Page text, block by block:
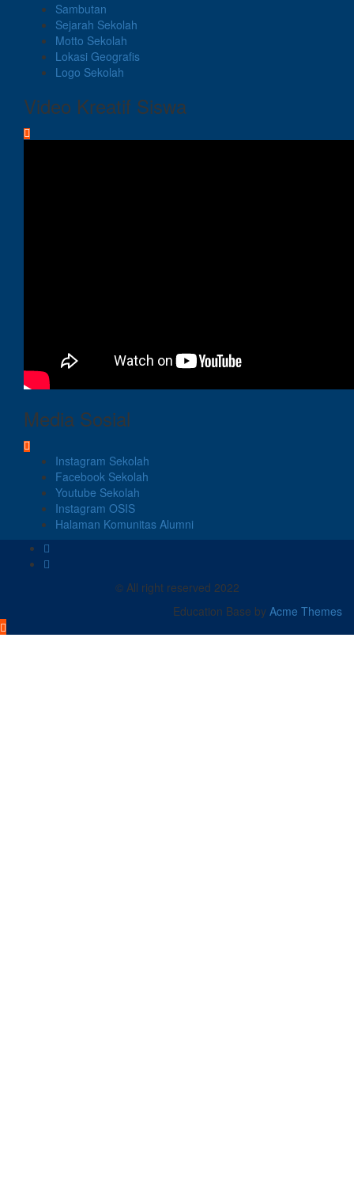
Sambutan
Sejarah Sekolah
Motto Sekolah
Lokasi Geografis
Logo Sekolah
Video Kreatif Siswa
Media Sosial
Instagram Sekolah
Facebook Sekolah
Youtube Sekolah
Instagram OSIS
Halaman Komunitas Alumni
© All right reserved 2022
Education Base by Acme Themes